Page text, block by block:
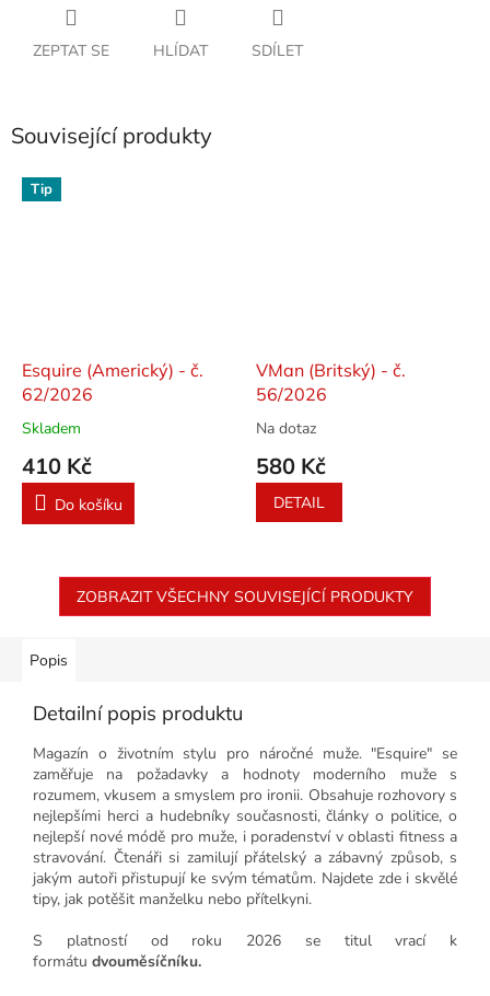
ZEPTAT SE HLÍDAT SDÍLET
Související produkty
Tip
Esquire (Americký) - č.
62/2026
Skladem
410 Kč
Do košíku
VMan (Britský) - č.
56/2026
Na dotaz
580 Kč
DETAIL
ZOBRAZIT VŠECHNY SOUVISEJÍCÍ PRODUKTY
Popis
Detailní popis produktu
Magazín o životním stylu pro náročné muže. "Esquire" se
zaměřuje na požadavky a hodnoty moderního muže s
rozumem, vkusem a smyslem pro ironii. Obsahuje rozhovory s
nejlepšími herci a hudebníky současnosti, články o politice, o
nejlepší nové módě pro muže, i poradenství v oblasti fitness a
stravování. Čtenáři si zamilují přátelský a zábavný způsob, s
jakým autoři přistupují ke svým tématům. Najdete zde i skvělé
tipy, jak potěšit manželku nebo přítelkyni.
S platností od roku 2026 se titul vrací k
formátu dvouměsíčníku.